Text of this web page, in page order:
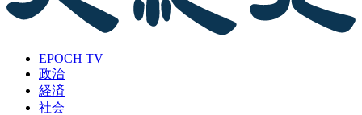
EPOCH TV
政治
経済
社会